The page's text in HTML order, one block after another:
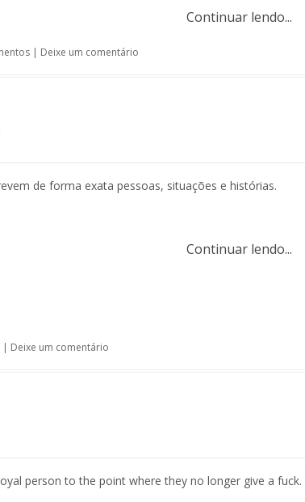
Continuar lendo...
| Deixe um comentário
de forma exata pessoas, situações e histórias.
Continuar lendo...
| Deixe um comentário
person to the point where they no longer give a fuck.